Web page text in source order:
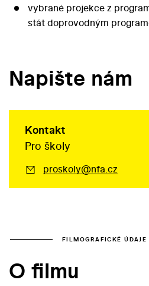
vybrané projekce z
stát doprovodným
Napište nám
Kontakt
Pro školy
proskoly@nfa.cz
FILMOGRAFICKÉ ÚDAJE
O filmu